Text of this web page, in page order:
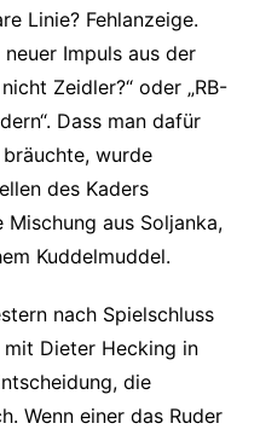
Linie? Fehlanzeige.
Impuls aus der
Zeidler?“ oder „RB-
Dass man dafür
wurde
des Kaders
Mischung aus Soljanka,
Kuddelmuddel.
nach Spielschluss
Dieter Hecking in
die
Wenn einer das Ruder